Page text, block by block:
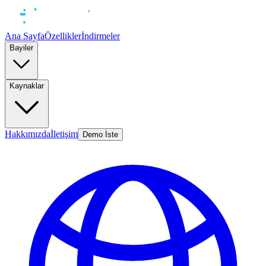
Ana SayfaÖzelliklerİndirmeler
Bayiler
Kaynaklar
Hakkımızdaİletişim Demo İste